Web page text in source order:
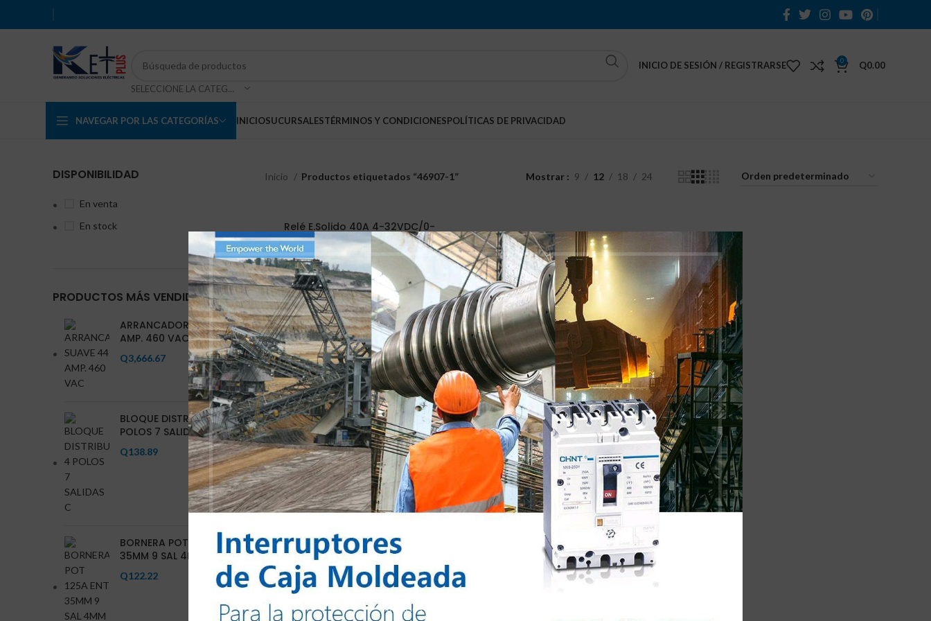
Todos los derechos reservados @2024
SELECCIONE LA CATEGORÍA
INICIO DE SESIÓN / REGISTRARSE 0 Q0.00
NAVEGAR POR LAS CATEGORÍAS INICIOSUCURSALESTÉRMINOS Y CONDICIONESPOLÍTICAS DE PRIVACIDAD
DISPONIBILIDAD
En venta
En stock
PRODUCTOS MÁS VENDIDOS
ARRANCADOR SUAVE 44
AMP. 460 VAC
Q3,666.67
BLOQUE DISTRIBUCION 4
POLOS 7 SALIDAS C
Q138.89
BORNERA POT 125A ENT
35MM 9 SAL 4MM AMA
Q122.22
Inicio Productos etiquetados “46907-1” Mostrar 9 12 18 24
Relé E.Solido 40A 4-32VDC/0-
200VDC
Relé de estado solido
Q450.00